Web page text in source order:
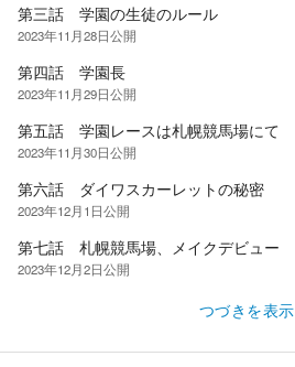
第三話 学園の生徒のルール
2023年11月28日公開
第四話 学園長
2023年11月29日公開
第五話 学園レースは札幌競馬場にて
2023年11月30日公開
第六話 ダイワスカーレットの秘密
2023年12月1日公開
第七話 札幌競馬場、メイクデビュー
2023年12月2日公開
つづきを表示